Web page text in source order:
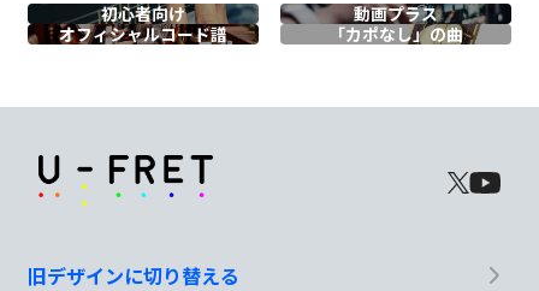
た
Cadd9
大人ぶって背
Bm7
伸びした 文字が
Am7
んで た
初心者向け
動画プラス
オフィシャルコード譜 「カポなし」の曲
旧デザインに切り替える